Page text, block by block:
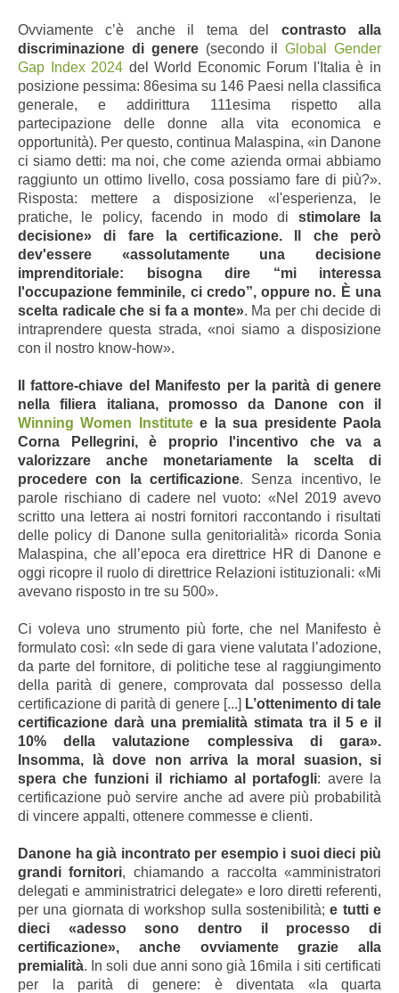
Ovviamente c’è anche il tema del contrasto alla
discriminazione di genere(secondo ilGlobal Gender
Gap Index 2024 del World Economic Forum l 'Italia è in
posizione pessima: 86esima su 146 Paesi nella classifica
generale, e addirittura 111esima rispetto alla
partecipazione delle donne alla vita economica e
opportunità). Per questo, continua Malaspina, «in Danone
ci siamo detti: ma noi, che come azienda ormai abbiamo
raggiunto un ottimo livello, cosa possiamo fare di più?».
Risposta: mettere a disposizione «l'esperienza, le
pratiche, le policy, facendo in modo di stimolare la
decisione» di fare la certificazione. Il che però
dev'essere «assolutamente una decisione
imprenditoriale: bisogna dire “mi interessa
l'occupazione femminile, ci credo”, oppure no. È una
scelta radicale che si fa a monte». Ma per chi decide di
intraprendere questa strada, «noi siamo a disposizione
con il nostro know-how».
Il fattore-chiave del Manifesto per la parità di genere
nella filiera italiana, promosso da Danone con il
Winning Women Institutee la sua presidente Paola
Corna Pellegrini, è proprio l'incentivo che va a
valorizzare anche monetariamente la scelta di
procedere con la certificazione. Senza incentivo, le
parole rischiano di cadere nel vuoto: «Nel 2019 avevo
scritto una lettera ai nostri fornitori raccontando i risultati
delle policy di Danone sulla genitorialità» ricorda Sonia
Malaspina, che all’epoca era direttrice HR di Danone e
oggi ricopre il ruolo di direttrice Relazioni istituzionali: «Mi
avevano risposto in tre su 500».
Ci voleva uno strumento più forte, che nel Manifesto è
formulato così: «In sede di gara viene valutata l’adozione,
da parte del fornitore, di politiche tese al raggiungimento
della parità di genere, comprovata dal possesso della
certificazione di parità di genere [...] L’ottenimento di tale
certificazione darà una premialità stimata tra il 5 e il
10% della valutazione complessiva di gara».
Insomma, là dove non arriva la moral suasion, si
spera che funzioni il richiamo al portafogli: avere la
certificazione può servire anche ad avere più probabilità
di vincere appalti, ottenere commesse e clienti.
Danone ha già incontrato per esempio i suoi dieci più
grandi fornitori, chiamando a raccolta «amministratori
delegati e amministratrici delegate» e loro diretti referenti,
per una giornata di workshop sulla sostenibilità;e tutti e
dieci «adesso sono dentro il processo di
certificazione», anche ovviamente grazie alla
premialità. In soli due anni sono già 16mila i siti certificati
per la parità di genere: è diventata «la quarta